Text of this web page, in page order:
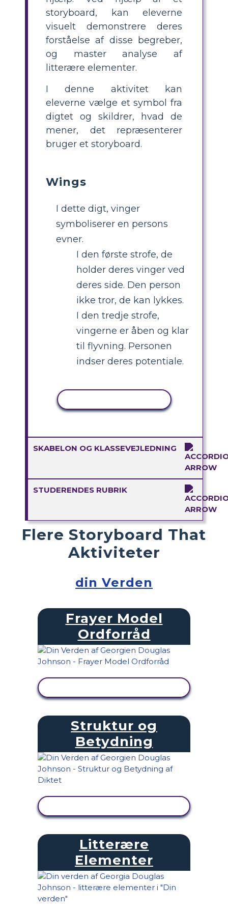
storyboard, kan eleverne
visuelt demonstrere deres
forståelse af disse begreber,
og master analyse af
litterære elementer.
I denne aktivitet kan
eleverne vælge et symbol fra
digtet og skildrer, hvad de
mener, det repræsenterer
bruger et storyboard.
Wings
I dette digt, vinger
symboliserer en persons
evner.
I den første strofe, de
holder deres vinger ved
deres side. Den person
ikke tror, ​​de kan lykkes.
I den tredje strofe,
vingerne er åben og klar
til flyvning. Personen
indser deres potentiale.
SKABELON OG KLASSEVEJLEDNING
STUDERENDES RUBRIK
Flere Storyboard That
Aktiviteter
din Verden
Frayer Model
Ordforråd
Struktur og
Betydning
Litterære
Elementer